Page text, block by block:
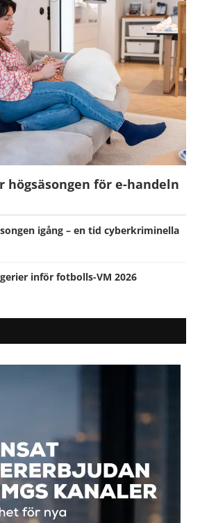
högsäsongen för e-handeln
igång – en tid cyberkriminella
inför fotbolls-VM 2026